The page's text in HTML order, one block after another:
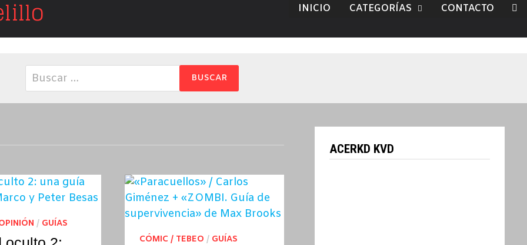
INICIO CATEGORÍAS CONTACTO
Buscar:
/ GUÍAS
CÓMIC / TEBEO / GUÍAS
ACERKD KVD